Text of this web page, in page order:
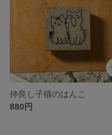
仲良し子猫のはんこ
880円